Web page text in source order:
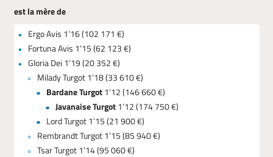
est la mère de
Ergo Avis 1’16 (102 171 €)
Fortuna Avis 1’15 (62 123 €)
Gloria Dei 1’19 (20 352 €)
Milady Turgot 1’18 (33 610 €)
Bardane Turgot1’12 (146 660 €)
Javanaise Turgot1’12 (174 750 €)
Lord Turgot 1’15 (21 900 €)
Rembrandt Turgot 1’15 (85 940 €)
Tsar Turgot 1’14 (95 060 €)